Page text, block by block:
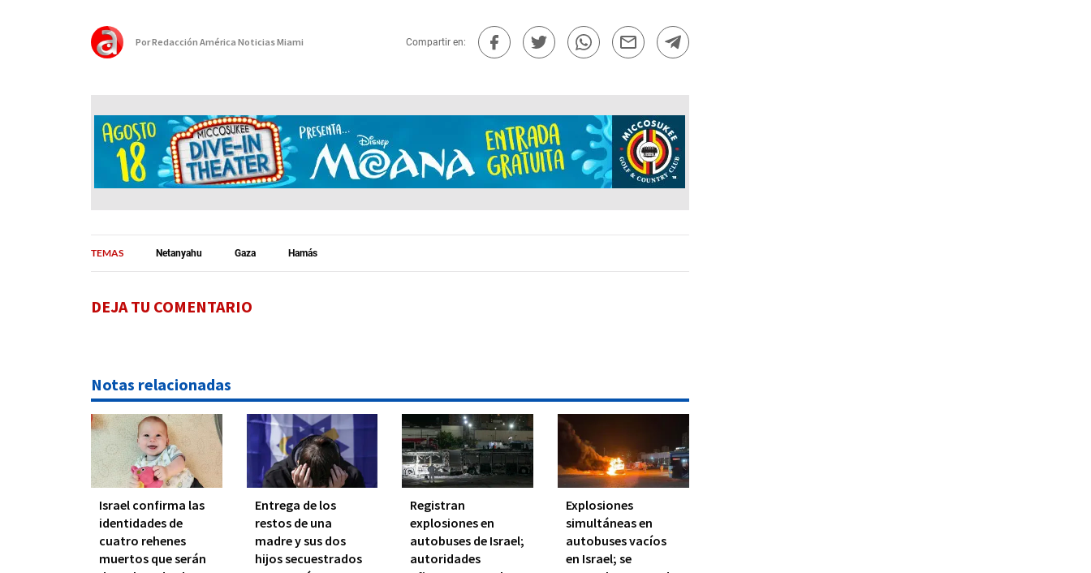
PorRedacción América Noticias Miami Compartir en:
TEMAS Netanyahu Gaza Hamás
DEJA TU COMENTARIO
Notas relacionadas
Israel confirma las
identidades de
cuatro rehenes
muertos que serán
Entrega de los
restos de una
madre y sus dos
hijos secuestrados
Registran
explosiones en
autobuses de Israel;
autoridades
Explosiones
simultáneas en
autobuses vacíos
en Israel; se